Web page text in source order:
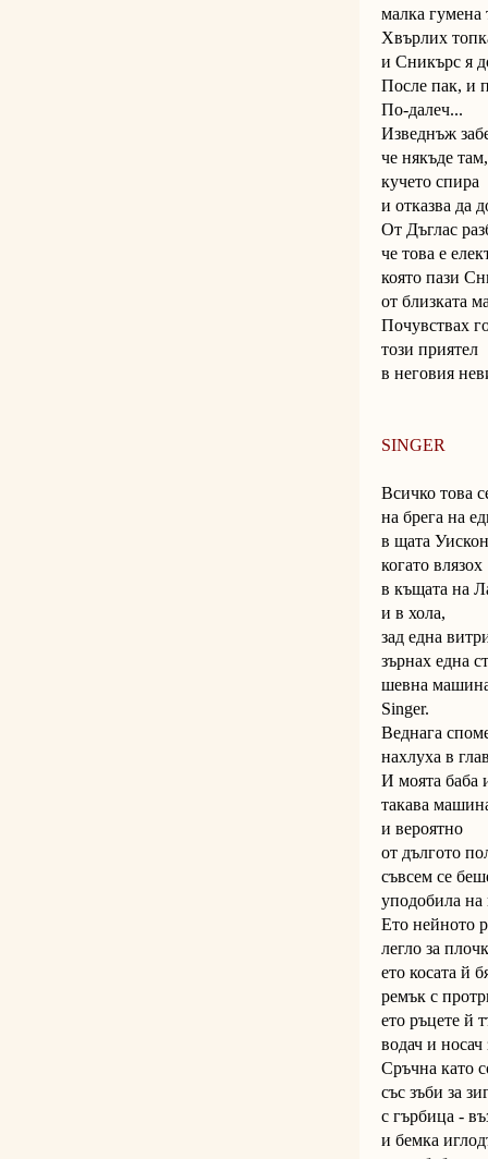
малка гумена
Хвърлих
и Сникърс я
После пак, и
По-далеч...
Изведнъж
че някъде
кучето спира
и отказва да
От Дъглас
че това е
която пази
от близката
Почувствах
този приятел
в неговия
SINGER
Всичко това
на брега на
в щата
когато влязох
в къщата на
и в хола,
зад една
зърнах една
шевна
Singer.
Веднага
нахлуха в
И моята баба
такава
и вероятно
от дългото
съвсем се
уподобила на
Ето нейното
легло за
ето косата й
ремък с
ето ръцете й
водач и носач
Сръчна като
със зъби за
с гърбица -
и бемка